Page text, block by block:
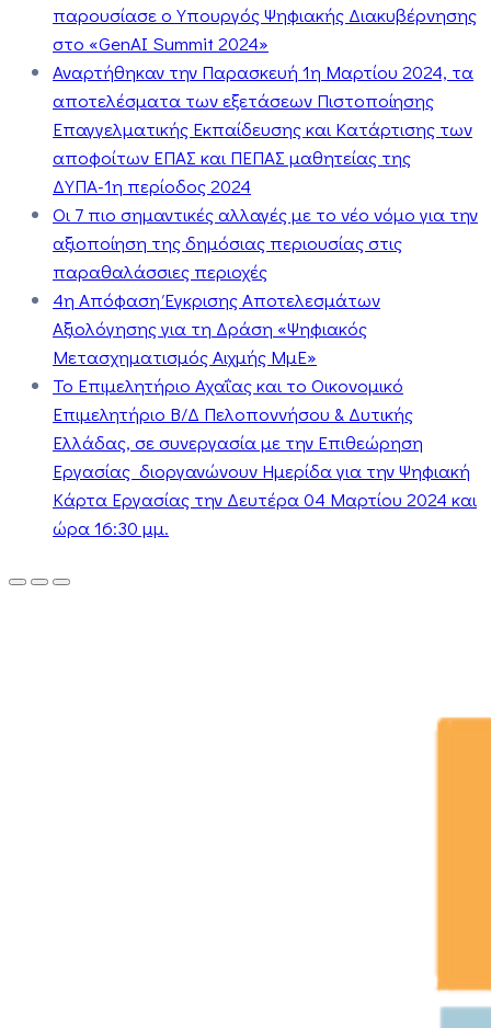
παρουσίασε ο Υπουργός Ψηφιακής Διακυβέρνησης
στο «GenAI Summit 2024»
Αναρτήθηκαν την Παρασκευή 1η Μαρτίου 2024, τα
αποτελέσματα των εξετάσεων Πιστοποίησης
Επαγγελματικής Εκπαίδευσης και Κατάρτισης των
αποφοίτων ΕΠΑΣ και ΠΕΠΑΣ μαθητείας της
ΔΥΠΑ-1η περίοδος 2024
Οι 7 πιο σημαντικές αλλαγές με το νέο νόμο για την
αξιοποίηση της δημόσιας περιουσίας στις
παραθαλάσσιες περιοχές
4η Απόφαση Έγκρισης Αποτελεσμάτων
Αξιολόγησης για τη Δράση «Ψηφιακός
Μετασχηματισμός Αιχμής ΜμΕ»
Το Επιμελητήριο Αχαΐας και το Οικονομικό
Επιμελητήριο Β/Δ Πελοποννήσου & Δυτικής
Ελλάδας, σε συνεργασία με την Επιθεώρηση
Εργασίας διοργανώνουν Ημερίδα για την Ψηφιακή
Κάρτα Εργασίας την Δευτέρα 04 Μαρτίου 2024 και
ώρα 16:30 μμ.